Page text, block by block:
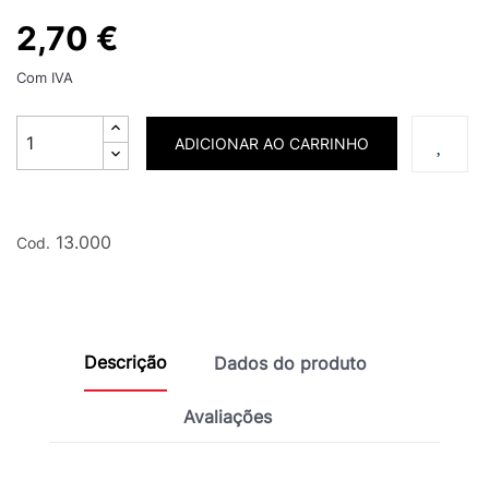
2,70 €
Com IVA
ADICIONAR AO CARRINHO
Cod. 13.000
Descrição Dados do produto
Avaliações